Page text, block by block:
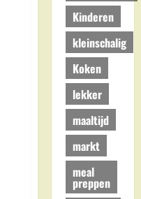
Kinderen
kleinschalig
Koken
lekker
maaltijd
markt
meal
preppen